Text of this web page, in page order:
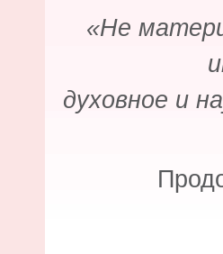
«Не
духовное и